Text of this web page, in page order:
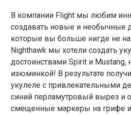
В компании Flight мы любим
создавать новые и необычные
которые вы больше нигде не
Nighthawk мы хотели создать
достоинствами Spirit и Mustang,
изюминкой! В результате
укулеле с привлекательными
синий перламутровый вырез и
смещенные маркеры на грифе и